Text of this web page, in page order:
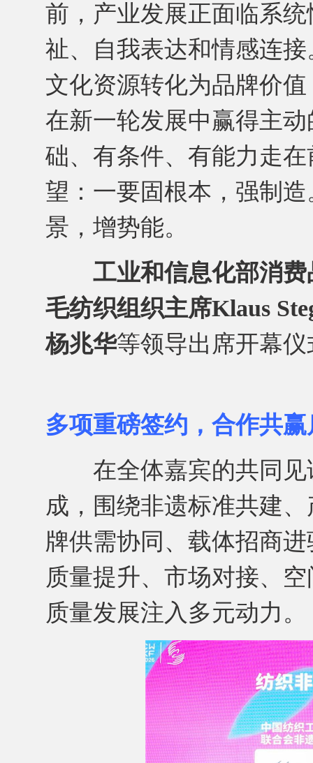
前，产业发展正面临系
祉、自我表达和情感连
文化资源转化为品牌价
在新一轮发展中赢得主
础、有条件、有能力走
望：一要固根本，强制
景，增势能。
工业和信息化部消
毛纺织组织主席Klaus
杨兆华等领导出席开幕
多项重磅签约，合作共
在全体嘉宾的共同见
成，围绕非遗标准共建
牌供需协同、载体招商
质量提升、市场对接、
质量发展注入多元动力。